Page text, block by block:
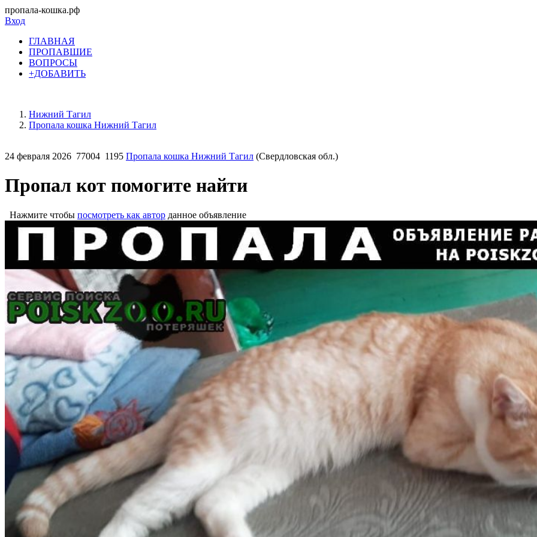
пропала-кошка.рф
Вход
ГЛАВНАЯ
ПРОПАВШИЕ
ВОПРОСЫ
+ДОБАВИТЬ
Нижний Тагил
Пропала кошка Нижний Тагил
24 февраля 2026 77004 1195 Пропала кошка Нижний Тагил (Свердловская обл.)
Пропал кот помогите найти
Нажмите чтобы посмотреть как автор данное объявление